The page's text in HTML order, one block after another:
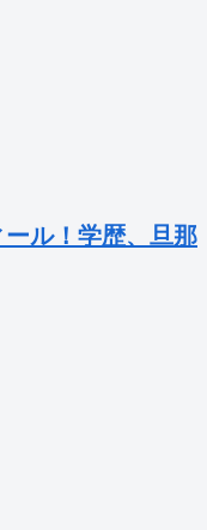
ル！学歴、旦那